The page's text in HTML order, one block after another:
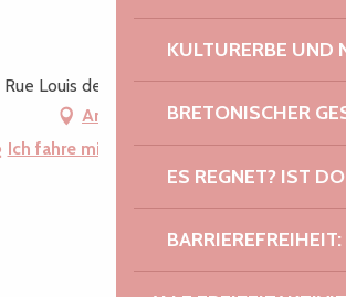
KULTURERBE UND
BRETONISCHER
ES REGNET? IST
Rue Louis de Broglie, 22300 Lannion
Anfahrt
Ich fahre mit dem Zug hin!